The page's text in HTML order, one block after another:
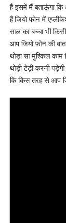
हैं इसमें मैं बताऊंगा
हैं जियो फोन में
साल का बच्चा भी
आप जियो फोन की
थोड़ा सा मुश्किल काम
थोड़ी टेढ़ी करनी
कि किस तरह से आप